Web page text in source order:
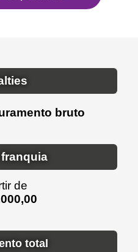
bruto
de
total